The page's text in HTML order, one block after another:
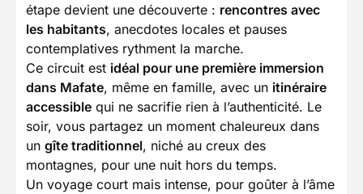
étape devient une découverte : rencontres avec
les habitants, anecdotes locales et pauses
contemplatives rythment la marche.
Ce circuit est idéal pour une première immersion
dans Mafate, même en famille, avec un itinéraire
accessible qui ne sacrifie rien à l’authenticité. Le
soir, vous partagez un moment chaleureux dans
un gîte traditionnel, niché au creux des
montagnes, pour une nuit hors du temps.
Un voyage court mais intense, pour goûter à l’âme